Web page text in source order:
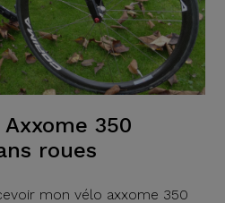
350
roues
mon vélo axxome 350